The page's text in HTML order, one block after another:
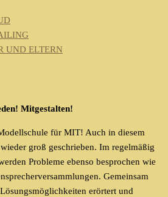
UND ELTERN
Mitgestalten!
für MIT! Auch in diesem
groß geschrieben. Im regelmäßig
Probleme ebenso besprochen wie
Gemeinsam
erörtert und